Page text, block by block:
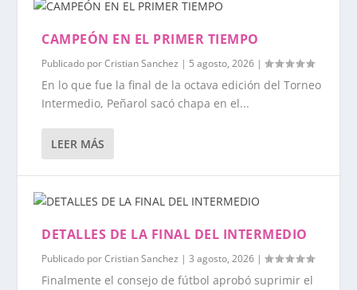
CAMPEÓN EN EL PRIMER TIEMPO
Publicado porCristian Sanchez | 5 agosto, 2026 |
En lo que fue la final de la octava edición del Torneo
Intermedio, Peñarol sacó chapa en el...
LEER MÁS
DETALLES DE LA FINAL DEL INTERMEDIO
Publicado porCristian Sanchez |3 agosto, 2026 |
Finalmente el consejo de fútbol aprobó suprimir el